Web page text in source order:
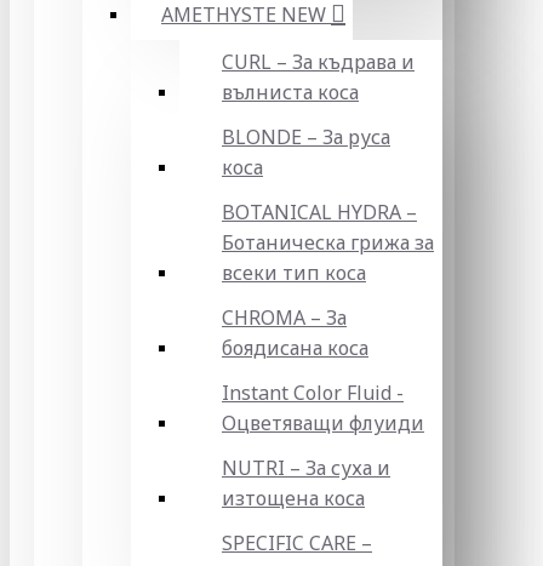
AMETHYSTE NEW
CURL – За къдрава и
вълниста коса
BLONDE – За руса
коса
BOTANICAL HYDRA –
Ботаническа грижа за
всеки тип коса
CHROMA – За
боядисана коса
Instant Color Fluid -
Оцветяващи флуиди
NUTRI – За суха и
изтощена коса
SPECIFIC CARE –